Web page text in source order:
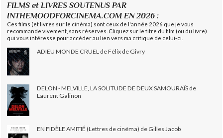
FILMS et LIVRES SOUTENUS PAR
INTHEMOODFORCINEMA.COM EN 2026 :
Ces films (et livres sur le cinéma) sont ceux de l'année 2026 que je vous
recommande vivement, sans réserves. Cliquez sur le titre du film (ou du livre)
qui vous intéresse pour accéder au lien vers ma critique de celui-ci.
ADIEU MONDE CRUEL de Félix de Givry
DELON - MELVILLE, LA SOLITUDE DE DEUX SAMOURAÏS de
Laurent Galinon
EN FIDÈLE AMITIÉ (Lettres de cinéma) de Gilles Jacob